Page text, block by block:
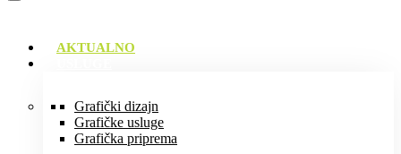
AKTUALNO
Grafički dizajn
Grafičke usluge
Grafička priprema